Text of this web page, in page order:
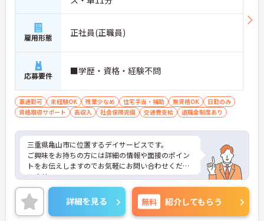
雇用形態 正社員(正職員)
応募要件 ■学歴・資格・経験不問
車通勤可 未経験OK 残業少なめ 住宅手当・補助 無資格OK
日勤のみ
資格取得サポート
高収入 社会保険完備 交通費支給 退職金制度あり
三重県亀山市に位置するデイサービスです。
ご興味をお持ちの方には詳細の情報や面接のポイン
トをお伝えしますのでお気軽にお問い合わせくださ
いませ。
詳細を見る 無料 紹介してもらう